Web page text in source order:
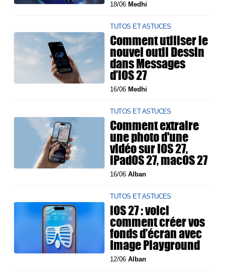
18/06 Medhi
TUTOS ET ASTUCES
Comment utiliser le
nouvel outil Dessin
dans Messages
d’iOS 27
16/06 Medhi
TUTOS ET ASTUCES
Comment extraire
une photo d'une
vidéo sur iOS 27,
iPadOS 27, macOS 27
16/06Alban
TUTOS ET ASTUCES
iOS 27 : voici
comment créer vos
fonds d’écran avec
Image Playground
12/06Alban